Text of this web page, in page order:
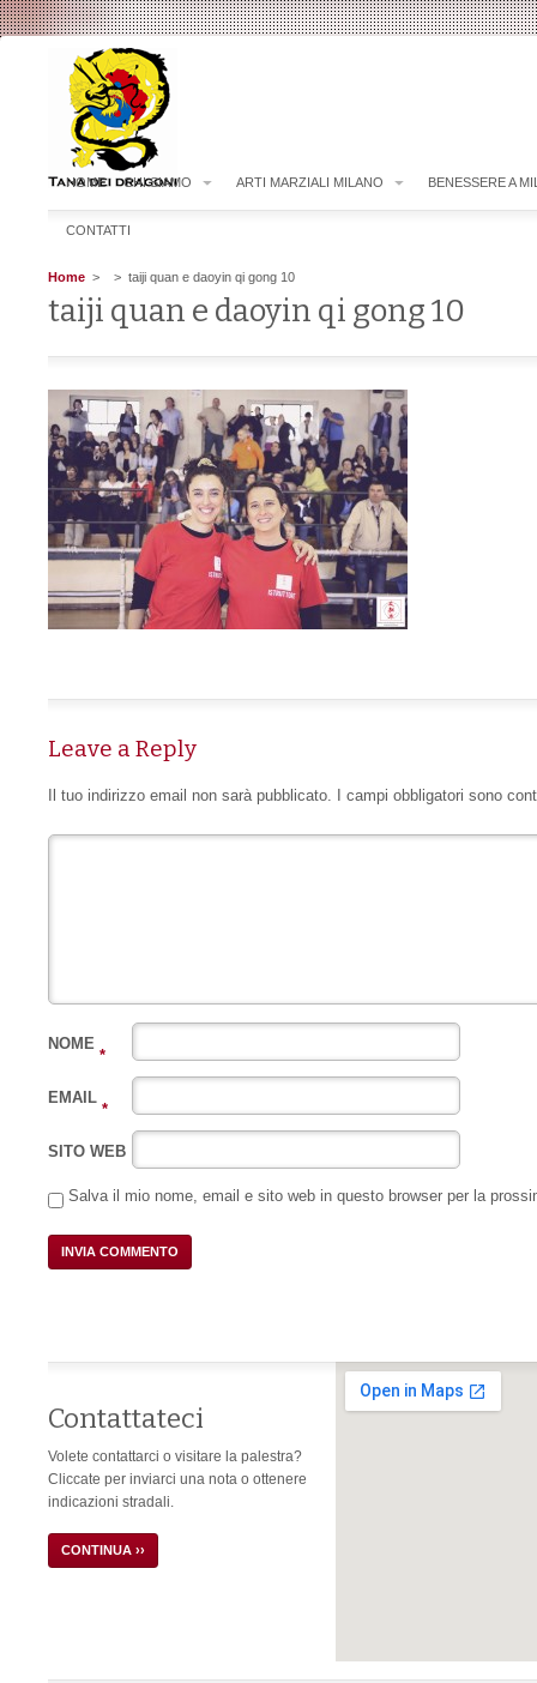
HOME CHI SIAMO ARTI MARZIALI MILANO BENESSERE A
CONTATTI
Home > > taiji quan e daoyin qi gong 10
taiji quan e daoyin qi gong 10
Leave a Reply
Il tuo indirizzo email non sarà pubblicato. I campi obbligatori sono
NOME
*
EMAIL
*
SITO WEB
Salva il mio nome, email e sito web in questo browser per la
Contattateci
Volete contattarci o visitare la palestra?
Cliccate per inviarci una nota o ottenere
indicazioni stradali.
CONTINUA ››